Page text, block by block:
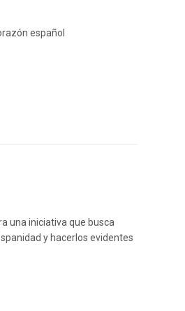
español
una iniciativa que busca
y hacerlos evidentes